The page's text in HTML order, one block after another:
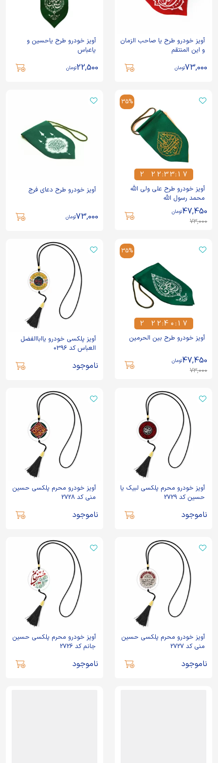
آویز خودرو طرح یا صاحب الزمان
و این المنتقم
73,000تومان
آویز خودرو طرح یاحسین و
یاعباس
22,500تومان
35%
2
2
2
2
2
2
:3
3
3
3
:1
1
7
7
آویز خودرو طرح علی ولی الله
محمد رسول الله
73,000
47,450تومان
آویز خودرو طرح دعای فرج
73,000تومان
35%
2
2
2
2
2
2
:4
4
0
0
:1
1
7
7
آویز خودرو طرح بین الحرمین
73,000
47,450تومان
آویز پلکسی خودرو یااباالفضل
العباس کد 0396
ناموجود
آویز خودرو محرم پلکسی لبیک یا
حسین کد 2729
ناموجود
آویز خودرو محرم پلکسی حسین
منی کد 2728
ناموجود
آویز خودرو محرم پلکسی حسین
منی کد 2727
ناموجود
آویز خودرو محرم پلکسی حسین
جانم کد 2726
ناموجود